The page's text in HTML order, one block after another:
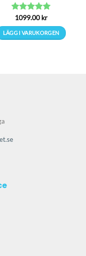
Betygsatt5
av 5
1099.00kr
LÄGG I VARUKORGEN